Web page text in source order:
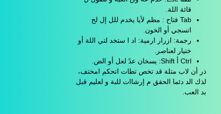
قائة اللة.
Tab فتاح : مظم لأيا يخدم للل إل لح
اتسجي أو الخون.
رجمة: ازرار ارمية: اد ا ستخد لتي اللة أو
ختيار لعناصر.
Ctrl أ Shift: يسخان عدً لعل أو الض.
ذر أن لاب متلة قد تخص تطات اتحكم امختف،
لذك الد دئما الحقق م إرشاات للبة و لعليم قبل
بد العب.